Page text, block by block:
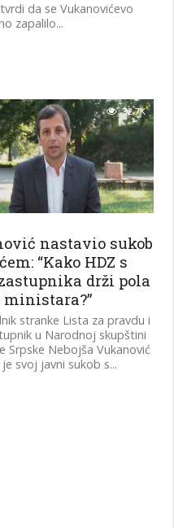
da se Vukanovićevo
zapalilo...
32.7K
nastavio sukob
“Kako HDZ s
drži pola
ministara?”
stranke Lista za pravdu i
u Narodnoj skupštini
Srpske Nebojša Vukanović
svoj javni sukob s...